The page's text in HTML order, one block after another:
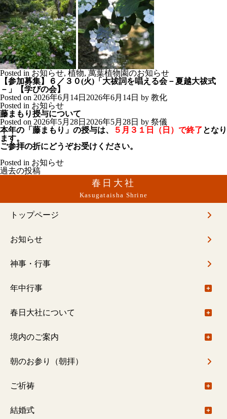
Posted in お知らせ, 植物, 萬葉植物園のお知らせ
【参加募集】６／３０(火)「大祓詞を唱える会－夏越大祓式
－」【学びの会】
Posted on 2026年6月14日 2026年6月14日 by 教化
Posted in お知らせ
藤まもり授与について
Posted on 2026年5月28日 2026年5月28日 by 祭儀
本年の「藤まもり」の授与は、
５月３１日（日）で終了となり
ます。
ご参拝の折にどうぞお受けください。
Posted in お知らせ
投
ゲ
過去の投稿
春日大社
Kasugataisha Shrine
トップページ
お知らせ
神事・行事
年中行事
年中行事について
春日大社社伝神楽
春日大社禰宜座狂言
春日大社について
ご由緒
基本情報
御札・御守
境内のご案内
境内のご案内について
御本社（大宮）回廊内
一之鳥居〜御本社（大宮）
朝のお参り（朝拝）
ご祈祷
ご祈祷について
結婚式